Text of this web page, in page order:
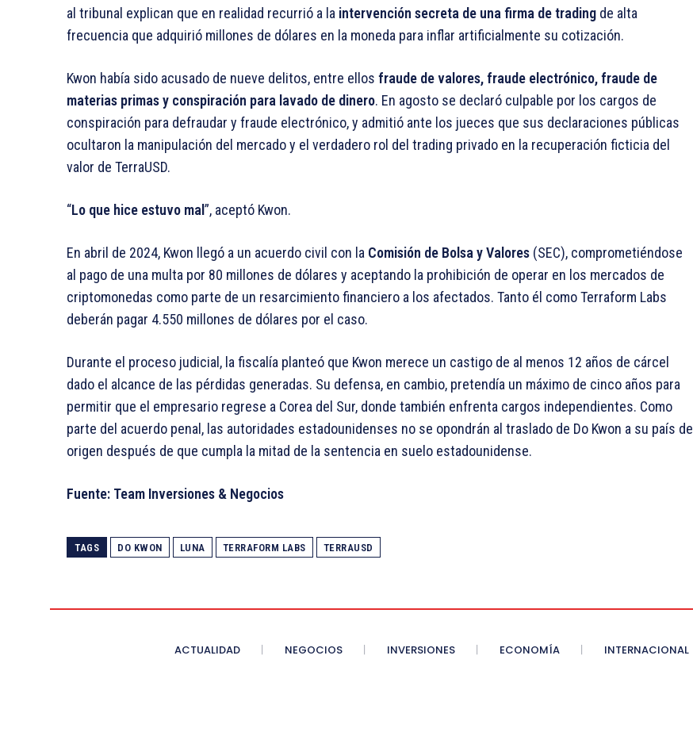
al tribunal explican que en realidad recurrió a la intervención secreta de una firma de trading de alta
frecuencia que adquirió millones de dólares en la moneda para inflar artificialmente su cotización.
Kwon había sido acusado de nueve delitos, entre ellos fraude de valores, fraude electrónico, fraude de
materias primas y conspiración para lavado de dinero. En agosto se declaró culpable por los cargos de
conspiración para defraudar y fraude electrónico, y admitió ante los jueces que sus declaraciones públicas
ocultaron la manipulación del mercado y el verdadero rol del trading privado en la recuperación ficticia del
valor de TerraUSD.
“Lo que hice estuvo mal ”, aceptó Kwon.
En abril de 2024, Kwon llegó a un acuerdo civil con la Comisión de Bolsa y Valores (SEC), comprometiéndose
al pago de una multa por 80 millones de dólares y aceptando la prohibición de operar en los mercados de
criptomonedas como parte de un resarcimiento financiero a los afectados. Tanto él como Terraform Labs
deberán pagar 4.550 millones de dólares por el caso.
Durante el proceso judicial, la fiscalía planteó que Kwon merece un castigo de al menos 12 años de cárcel
dado el alcance de las pérdidas generadas. Su defensa, en cambio, pretendía un máximo de cinco años para
permitir que el empresario regrese a Corea del Sur, donde también enfrenta cargos independientes. Como
parte del acuerdo penal, las autoridades estadounidenses no se opondrán al traslado de Do Kwon a su país de
origen después de que cumpla la mitad de la sentencia en suelo estadounidense.
Fuente: Team Inversiones & Negocios
TAGS DO KWON LUNA TERRAFORM LABS TERRAUSD
ACTUALIDAD NEGOCIOS INVERSIONES ECONOMÍA INTERNACIONAL